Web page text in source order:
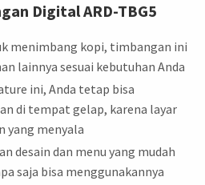
Digital ARD-TBG5
menimbang kopi, timbangan ini
lainnya sesuai kebutuhan Anda
ini, Anda tetap bisa
di tempat gelap, karena layar
yang menyala
desain dan menu yang mudah
saja bisa menggunakannya